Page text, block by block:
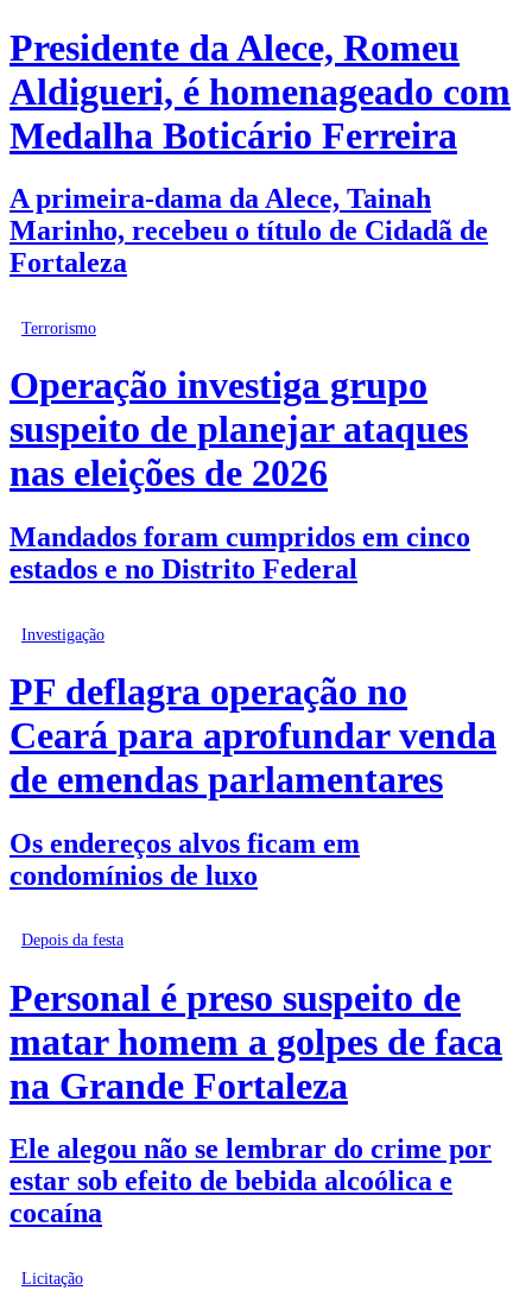
Presidente da Alece, Romeu
Aldigueri, é homenageado com
Medalha Boticário Ferreira
A primeira-dama da Alece, Tainah
Marinho, recebeu o título de Cidadã de
Fortaleza
Terrorismo
Operação investiga grupo
suspeito de planejar ataques
nas eleições de 2026
Mandados foram cumpridos em cinco
estados e no Distrito Federal
Investigação
PF deflagra operação no
Ceará para aprofundar venda
de emendas parlamentares
Os endereços alvos ficam em
condomínios de luxo
Depois da festa
Personal é preso suspeito de
matar homem a golpes de faca
na Grande Fortaleza
Ele alegou não se lembrar do crime por
estar sob efeito de bebida alcoólica e
cocaína
Licitação